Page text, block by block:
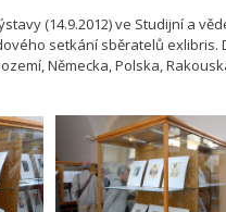
(14.9.2012) ve Studijní a
setkání sběratelů exlibris.
Německa, Polska,